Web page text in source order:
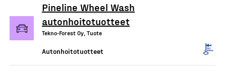
Pineline Wheel Wash
autonhoitotuotteet
Tekno-Forest Oy, Tuote
Autonhoitotuotteet